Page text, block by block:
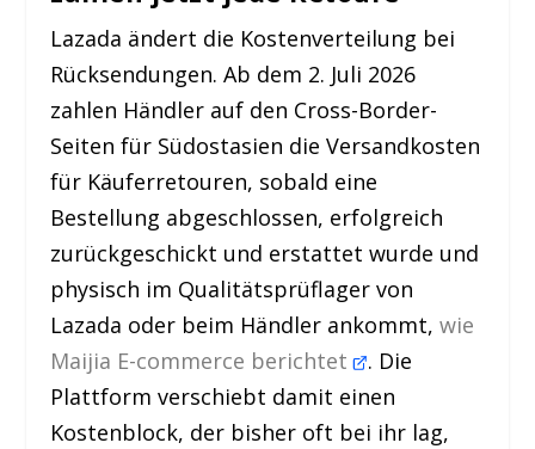
Lazada ändert die Kostenverteilung bei
Rücksendungen. Ab dem 2. Juli 2026
zahlen Händler auf den Cross-Border-
Seiten für Südostasien die Versandkosten
für Käuferretouren, sobald eine
Bestellung abgeschlossen, erfolgreich
zurückgeschickt und erstattet wurde und
physisch im Qualitätsprüflager von
Lazada oder beim Händler ankommt,wie
Maijia E-commerce berichtet . Die
Plattform verschiebt damit einen
Kostenblock, der bisher oft bei ihr lag,